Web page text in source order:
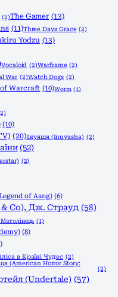
(2)The Gamer (13)
(11)Three Days Grace (2)
Yodzu (13)
Vocaloid (2)Warframe (2)
War (2)Watch Dogs (2)
Warcraft (10)Worm (1)
(10)
(20)Інуяшя (Inuyasha) (2)
(52)
(2)
of Aang) (6)
& Co), Дж. Страуд (58)
(1)
(8)
в Країні Чудес (2)
(American Horror Story:
(2)
(Undertale) (57)